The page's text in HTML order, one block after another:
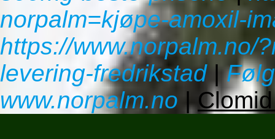
norpalm=kjøpe-amoxil-
https://www.norpalm.no/
levering-fredrikstad|
www.norpalm.no |